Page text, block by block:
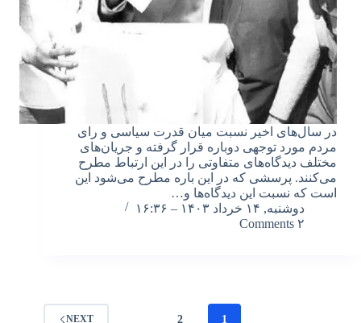
در سال‌های اخیر نسبت میان قدرت سیاسی و رای
مردم مورد توجهی دوباره قرار گرفته و جریان‌های
مختلف دیدگاه‌های متفاوتی را در این ارتباط مطرح
می‌کنند. پرسشی که در این باره مطرح می‌شود این
است که نسبت این دیدگاه‌ها و…
دوشنبه, ۱۴ خرداد ۱۴۰۳ – ۱۶:۳۶
۲ Comments
1
2
NEXT